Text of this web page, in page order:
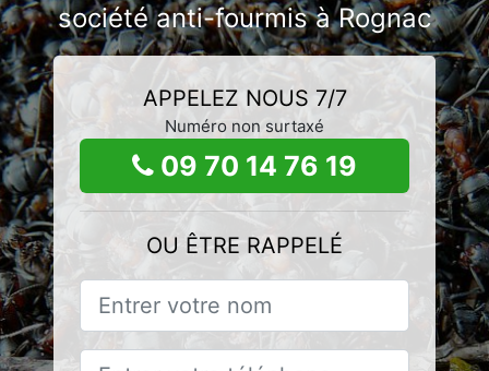
société anti-fourmis à Rognac
APPELEZ NOUS 7/7
Numéro non surtaxé
09 70 14 76 19
OU ÊTRE RAPPELÉ